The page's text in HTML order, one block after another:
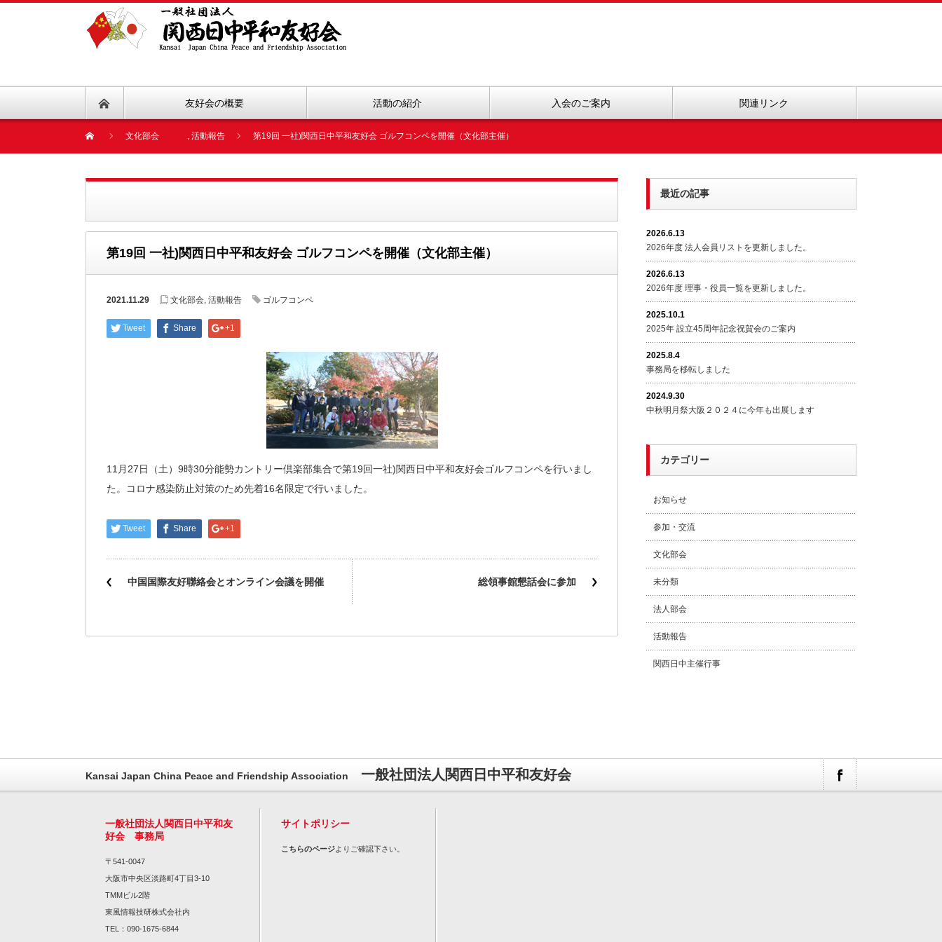
友好会の概要 活動の紹介 入会のご案内 関連リンク
文化部会 , 活動報告 第19回 一社)関西日中平和友好会 ゴルフコンペを開催（文化部主催）
第19回 一社)関西日中平和友好会 ゴルフコンペを開催（文化部主催）
2021.11.29 文化部会, 活動報告 ゴルフコンペ
Tweet Share +1
11月27日（土）9時30分能勢カントリー倶楽部集合で第19回一社)関西日中平和友好会ゴルフコンペを行いまし
た。コロナ感染防止対策のため先着16名限定で行いました。
Tweet Share +1
中国国際友好聯絡会とオンライン会議を開催 総領事館懇話会に参加
最近の記事
2026.6.13
2026年度 法人会員リストを更新しました。
2026.6.13
2026年度 理事・役員一覧を更新しました。
2025.10.1
2025年 設立45周年記念祝賀会のご案内
2025.8.4
事務局を移転しました
2024.9.30
中秋明月祭大阪２０２４に今年も出展します
カテゴリー
お知らせ
参加・交流
文化部会
未分類
法人部会
活動報告
関西日中主催行事
Kansai Japan China Peace and Friendship Association 一般社団法人関西日中平和友好会
一般社団法人関西日中平和友
好会 事務局
〒541-0047
大阪市中央区淡路町4丁目3-10
TMMビル2階
東風情報技研株式会社内
TEL：090-1675-6844
サイトポリシー
こちらのページよりご確認下さい。